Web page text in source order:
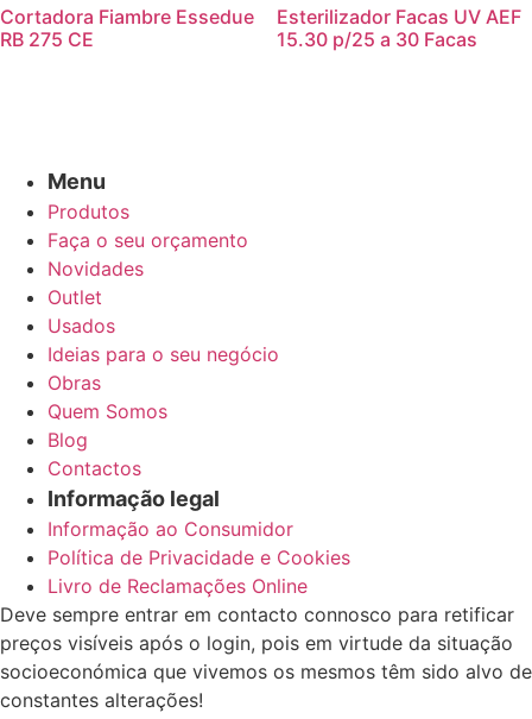
Cortadora Fiambre Essedue
RB 275 CE
Esterilizador Facas UV AEF
15.30 p/25 a 30 Facas
Menu
Produtos
Faça o seu orçamento
Novidades
Outlet
Usados
Ideias para o seu negócio
Obras
Quem Somos
Blog
Contactos
Informação legal
Informação ao Consumidor
Política de Privacidade e Cookies
Livro de Reclamações Online
Deve sempre entrar em contacto connosco para retificar
preços visíveis após o login, pois em virtude da situação
socioeconómica que vivemos os mesmos têm sido alvo de
constantes alterações!